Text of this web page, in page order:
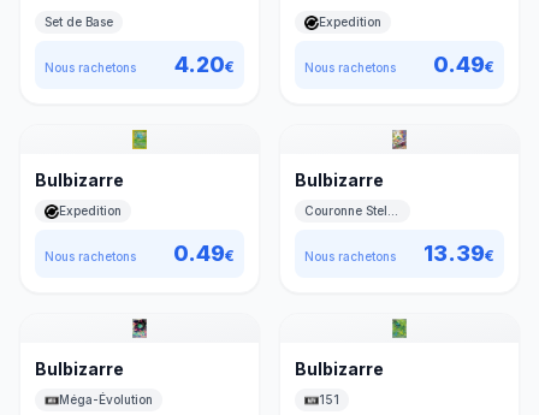
Set de Base
Nous rachetons 4.20€
Expedition
Nous rachetons 0.49€
Bulbizarre
Expedition
Nous rachetons 0.49€
Bulbizarre
Nous rachetons 13.39€
Bulbizarre
Méga-Évolution
Bulbizarre
151